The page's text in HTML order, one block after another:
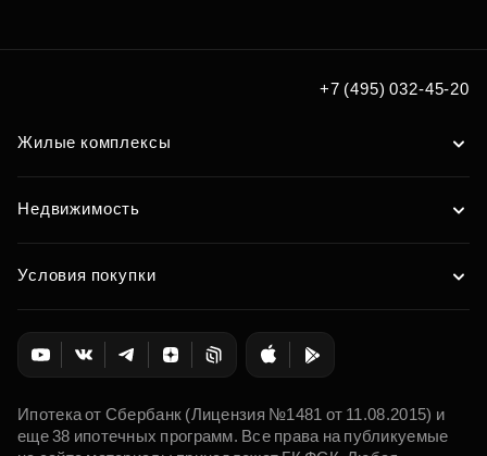
+7 (495) 032-45-20
Жилые комплексы
Недвижимость
Условия покупки
Ипотека от Сбербанк (Лицензия №1481 от 11.08.2015) и
еще 38 ипотечных программ. Все права на публикуемые